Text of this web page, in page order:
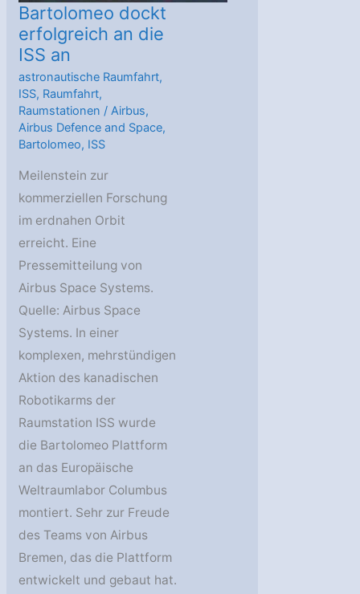
Bartolomeo dockt
erfolgreich an die
ISS an
astronautische Raumfahrt,
ISS, Raumfahrt,
Raumstationen /Airbus,
Airbus Defence and Space,
Bartolomeo, ISS
Meilenstein zur
kommerziellen Forschung
im erdnahen Orbit
erreicht. Eine
Pressemitteilung von
Airbus Space Systems.
Quelle: Airbus Space
Systems. In einer
komplexen, mehrstündigen
Aktion des kanadischen
Robotikarms der
Raumstation ISS wurde
die Bartolomeo Plattform
an das Europäische
Weltraumlabor Columbus
montiert. Sehr zur Freude
des Teams von Airbus
Bremen, das die Plattform
entwickelt und gebaut hat.